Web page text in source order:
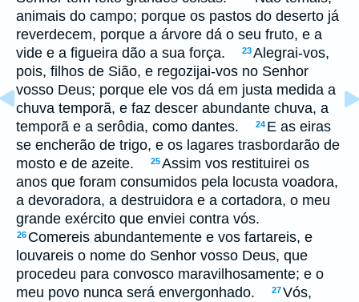
animais do campo; porque os pastos do deserto já
reverdecem, porque a árvore dá o seu fruto, e a
vide e a figueira dão a sua força.
23Alegrai-vos,
pois, filhos de Sião, e regozijai-vos no Senhor
vosso Deus; porque ele vos dá em justa medida a
chuva temporã, e faz descer abundante chuva, a
temporã e a serôdia, como dantes.
24 E as eiras
se encherão de trigo, e os lagares trasbordarão de
mosto e de azeite.
25Assim vos restituirei os
anos que foram consumidos pela locusta voadora,
a devoradora, a destruidora e a cortadora, o meu
grande exército que enviei contra vós.
26 Comereis abundantemente e vos fartareis, e
louvareis o nome do Senhor vosso Deus, que
procedeu para convosco maravilhosamente; e o
meu povo nunca será envergonhado.
27Vós,